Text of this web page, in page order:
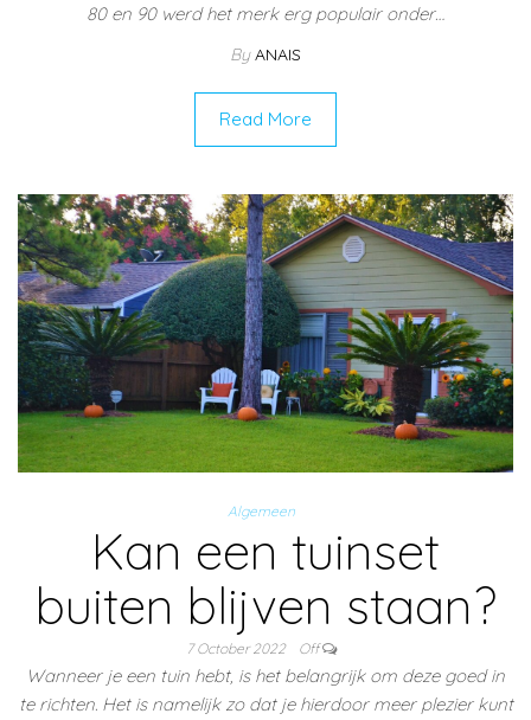
80 en 90 werd het merk erg populair onder…
By ANAIS
Read More
Algemeen
Kan een tuinset
buiten blijven staan?
7 October 2022 Off
Wanneer je een tuin hebt, is het belangrijk om deze goed in
te richten. Het is namelijk zo dat je hierdoor meer plezier kunt